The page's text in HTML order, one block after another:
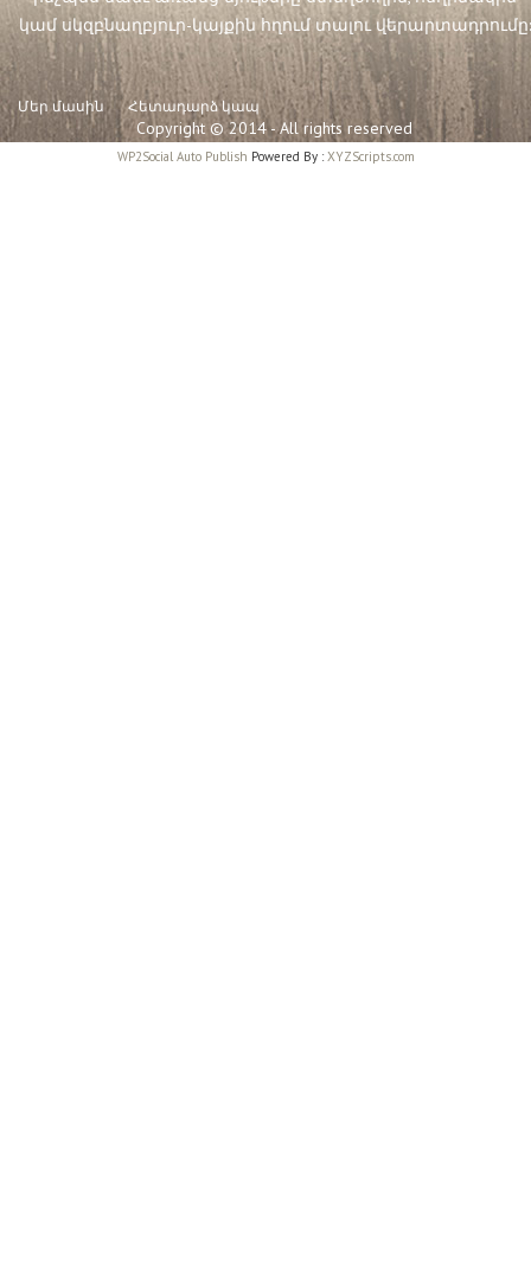
կամ սկզբնաղբյուր-կայքին հղում տալու վերարտադրումը:
Մեր մասին Հետադարձ կապ
Copyright © 2014 - All rights reserved
WP2Social Auto Publish Powered By :XYZScripts.com